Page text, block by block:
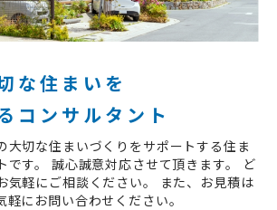
な住まいを
コンサルタント
大切な住まいづくりをサポートする住ま
です。 誠心誠意対応させて頂きます。 ど
気軽にご相談ください。 また、お見積は
にお問い合わせください。